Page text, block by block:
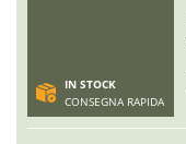
IN STOCK
CONSEGNA RAPIDA